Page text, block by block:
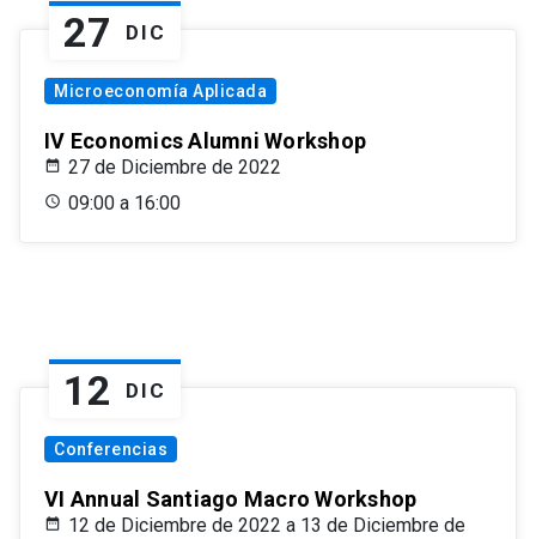
27 DIC
Microeconomía Aplicada
IV Economics Alumni Workshop
27 de Diciembre de 2022
09:00 a 16:00
12 DIC
Conferencias
VI Annual Santiago Macro Workshop
12 de Diciembre de 2022 a 13 de Diciembre de